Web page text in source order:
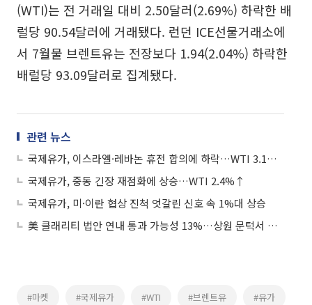
(WTI)는 전 거래일 대비 2.50달러(2.69%) 하락한 배
럴당 90.54달러에 거래됐다. 런던 ICE선물거래소에
서 7월물 브렌트유는 전장보다 1.94(2.04%) 하락한
배럴당 93.09달러로 집계됐다.
관련 뉴스
국제유가, 이스라엘·레바논 휴전 합의에 하락…WTI 3.1%↓
국제유가, 중동 긴장 재점화에 상승…WTI 2.4%↑
국제유가, 미·이란 협상 진척 엇갈린 신호 속 1%대 상승
美 클래리티 법안 연내 통과 가능성 13%…상원 문턱서 제동
#마켓 #국제유가 #WTI #브렌트유 #유가